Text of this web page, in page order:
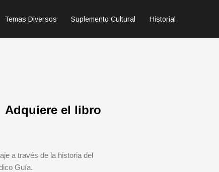
Temas Diversos Suplemento Cultural Historial
Adquiere el libro
a través de la historia del
Guía.